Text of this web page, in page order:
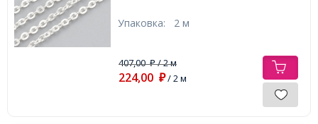
Упаковка: 2 м
407,00₽/ 2 м
224,00 ₽/ 2 м